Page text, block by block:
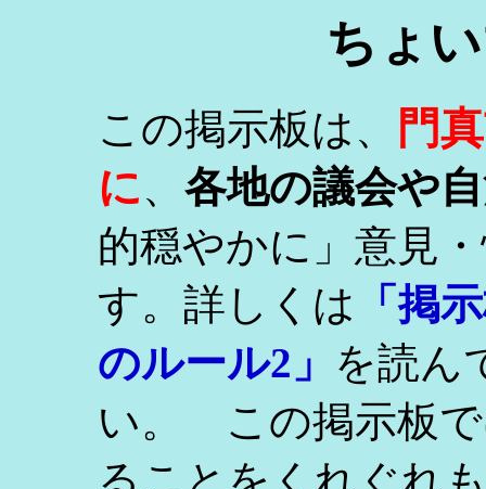
ちょ
この掲示板は、
門
に、 各地の議会や
的穏やかに」意見
す。詳しくは
「掲
のルール2」 を読ん
い。 この掲示板で